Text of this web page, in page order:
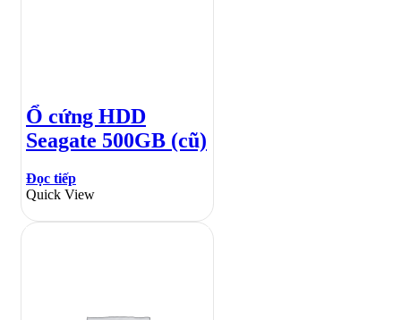
Ổ cứng HDD
Seagate 500GB (cũ)
Đọc tiếp
Quick View